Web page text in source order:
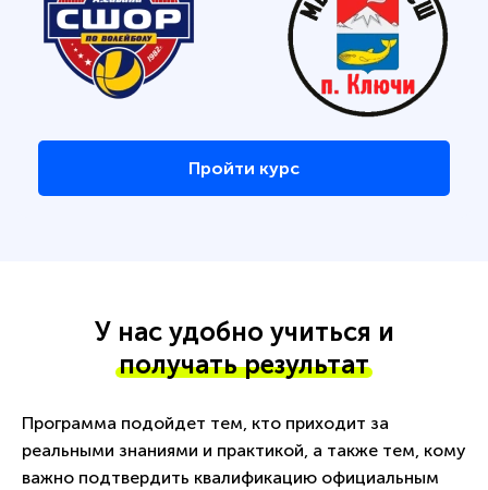
Пройти курс
У нас удобно учиться и
получать результат
Программа подойдет тем, кто приходит за
реальными знаниями и практикой, а также тем, кому
важно подтвердить квалификацию официальным